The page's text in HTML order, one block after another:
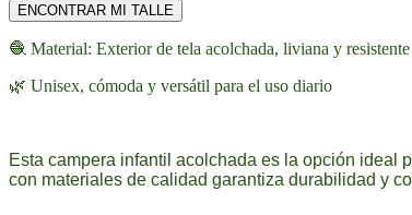
ENCONTRAR MI TALLE
🧶 Material: Exterior de tela acolchada, liviana y
🌿 Unisex, cómoda y versátil para el uso diario
Esta campera infantil acolchada es la opción ideal
con materiales de calidad garantiza durabilidad y